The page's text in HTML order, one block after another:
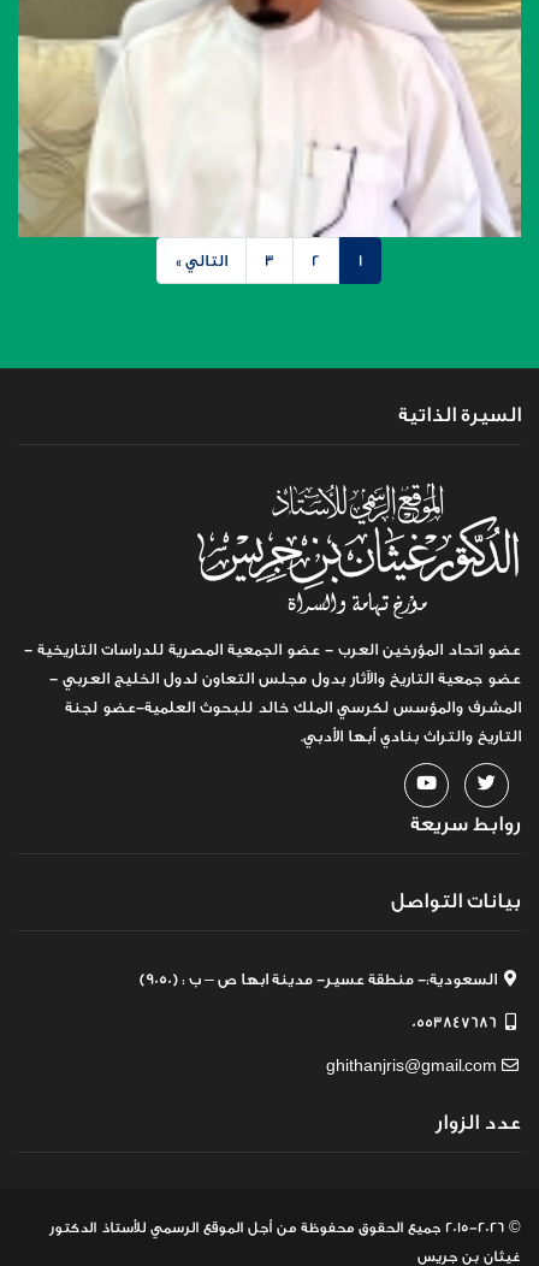
1
2
3 التالي »
السيرة الذاتية
عضو اتحاد المؤرخين العرب - عضو الجمعية المصرية للدراسات التاريخية -
عضو جمعية التاريخ والآثار بدول مجلس التعاون لدول الخليج العربي -
المشرف والمؤسس لكرسي الملك خالد للبحوث العلمية-عضو لجنة
التاريخ والتراث بنادي أبها الأدبي.
روابط سريعة
بيانات التواصل
السعودية:- منطقة عسير- مدينة ابها ص – ب : (9050)
0553847686
ghithanjris@gmail.com
عدد الزوار
© 2015-2026 جميع الحقوق محفوظة
من أجل الموقع الرسمي للأستاذ الدكتور
غيثان بن جريس